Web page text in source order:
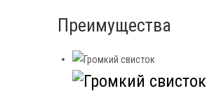
Преимущества